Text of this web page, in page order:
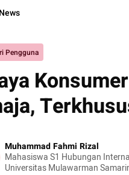
News
Pengguna
Muhammad Fahmi Rizal
Mahasiswa S1 Hubungan
Universitas Mulawarman